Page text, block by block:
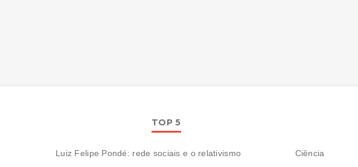
TOP 5
Luiz Felipe Pondé: rede sociais e o relativismo Ciência